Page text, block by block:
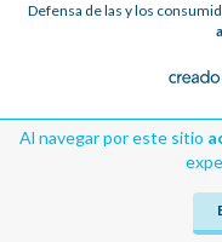
Al navegar por este sitio
Defensa de las y los